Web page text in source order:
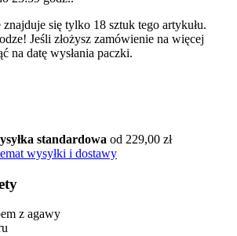
się tylko 18 sztuk tego artykułu.
Jeśli złożysz zamówienie na więcej
na datę wysłania paczki.
standardowa od 229,00 zł
wysyłki i dostawy
z agawy